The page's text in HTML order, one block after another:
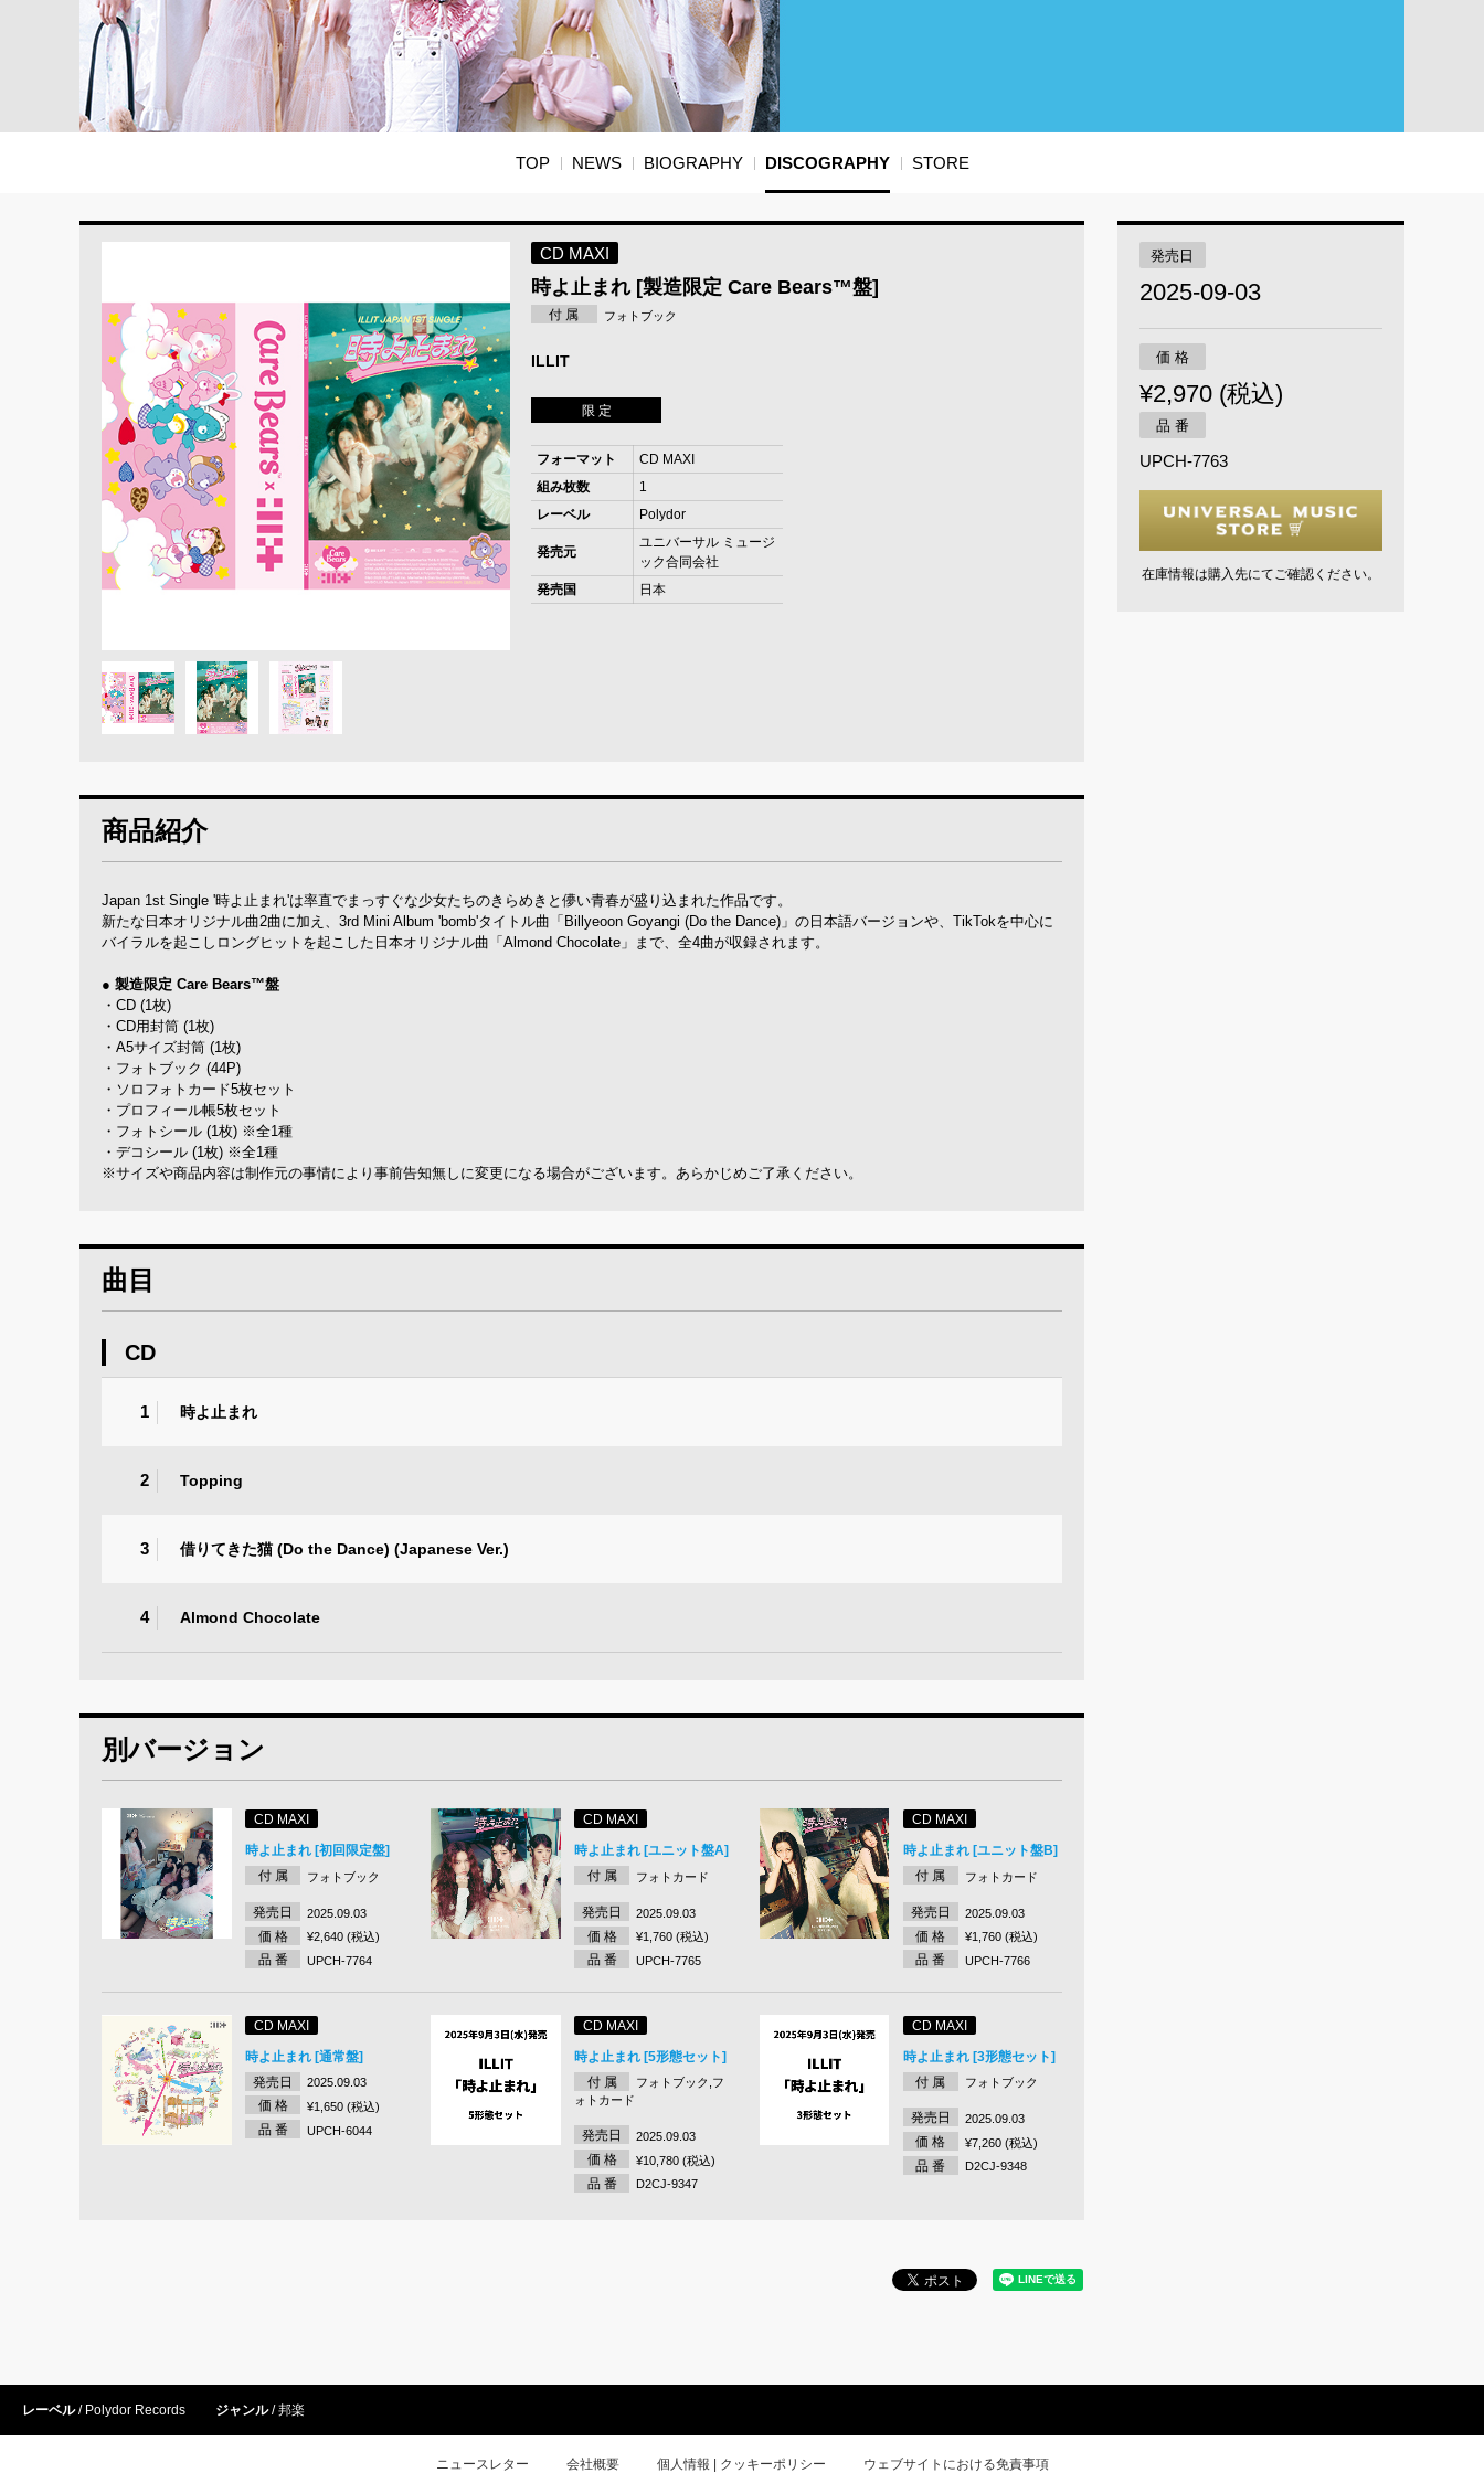
TOP NEWS BIOGRAPHY DISCOGRAPHY STORE
CD MAXI
時よ止まれ [製造限定 Care Bears™盤]
付 属 フォトブック
ILLIT
限 定
フォーマット
CD MAXI
組み枚数
1
レーベル
Polydor
発売元
ユニバーサル ミュージ
ック合同会社
発売国
日本
商品紹介
Japan 1st Single '時よ止まれ'は率直でまっすぐな少女たちのきらめきと儚い青春が盛り込まれた作品です。
新たな日本オリジナル曲2曲に加え、3rd Mini Album 'bomb'タイトル曲「Billyeoon Goyangi (Do the Dance)」の日本語バージョンや、TikTokを中心に
バイラルを起こしロングヒットを起こした日本オリジナル曲「Almond Chocolate」まで、全4曲が収録されます。
● 製造限定 Care Bears™盤
・CD (1枚)
・CD用封筒 (1枚)
・A5サイズ封筒 (1枚)
・フォトブック (44P)
・ソロフォトカード5枚セット
・プロフィール帳5枚セット
・フォトシール (1枚) ※全1種
・デコシール (1枚) ※全1種
※サイズや商品内容は制作元の事情により事前告知無しに変更になる場合がございます。あらかじめご了承ください。
曲目
CD
1 時よ止まれ
2 Topping
3 借りてきた猫 (Do the Dance) (Japanese Ver.)
4 Almond Chocolate
別バージョン
CD MAXI
時よ止まれ [初回限定盤]
付 属
フォトブック
発売日 2025.09.03
価 格 ¥2,640 (税込)
品 番 UPCH-7764
CD MAXI
時よ止まれ [ユニット盤A]
付 属
フォトカード
発売日 2025.09.03
価 格 ¥1,760 (税込)
品 番 UPCH-7765
CD MAXI
時よ止まれ [ユニット盤B]
付 属
フォトカード
発売日 2025.09.03
価 格 ¥1,760 (税込)
品 番 UPCH-7766
CD MAXI
時よ止まれ [通常盤]
発売日
2025.09.03
価 格 ¥1,650 (税込)
品 番 UPCH-6044
CD MAXI
時よ止まれ [5形態セット]
付 属
フォトブック,フ
ォトカード
発売日 2025.09.03
価 格 ¥10,780 (税込)
品 番 D2CJ-9347
CD MAXI
時よ止まれ [3形態セット]
付 属
フォトブック
発売日 2025.09.03
価 格 ¥7,260 (税込)
品 番 D2CJ-9348
発売日
2025-09-03
価 格
¥2,970 (税込)
品 番
UPCH-7763
在庫情報は購入先にてご確認ください。
レーベル Polydor Records ジャンル 邦楽
ニュースレター 会社概要 個人情報 | クッキーポリシー ウェブサイトにおける免責事項